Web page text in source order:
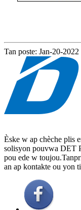
Tan poste: Jan-20-2022
Èske w ap chèche plis
solisyon pouvwa DET
pou ede w
an ap kontakte ou yon